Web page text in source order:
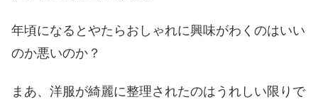
年頃になるとやたらおしゃれに興味がわくのはいい
のか悪いのか？
まあ、洋服が綺麗に整理されたのはうれしい限りで